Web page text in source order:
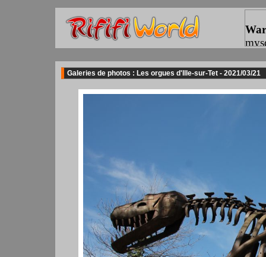
Galeries de photos : Les orgues d'Ille-sur-Tet - 2021/03/21